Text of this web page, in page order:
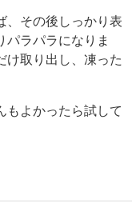
、その後しっかり表
パラパラになりま
け取り出し、凍った
もよかったら試して